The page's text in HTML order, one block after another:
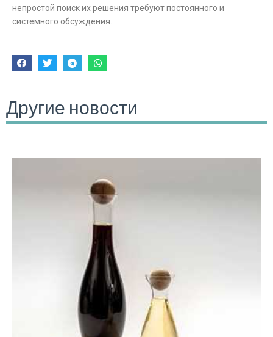
непростой поиск их решения требуют постоянного и
системного обсуждения.
Другие новости